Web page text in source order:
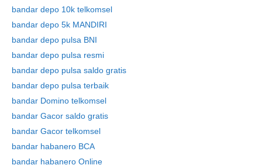
bandar depo 10k telkomsel
bandar depo 5k MANDIRI
bandar depo pulsa BNI
bandar depo pulsa resmi
bandar depo pulsa saldo gratis
bandar depo pulsa terbaik
bandar Domino telkomsel
bandar Gacor saldo gratis
bandar Gacor telkomsel
bandar habanero BCA
bandar habanero Online